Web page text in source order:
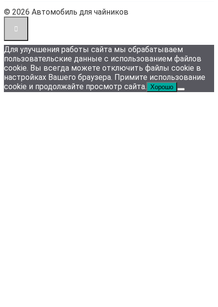
© 2026 Автомобиль для чайников
Для улучшения работы сайта мы обрабатываем
пользовательские данные с использованием файлов
cookie. Вы всегда можете отключить файлы cookie в
настройках Вашего браузера. Примите использование
cookie и продолжайте просмотр сайта. Хорошо